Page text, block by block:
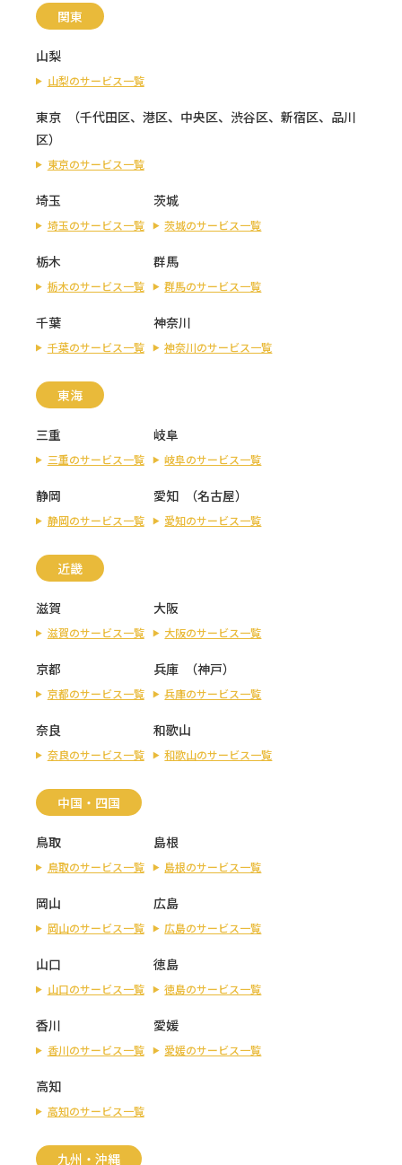
関東
山梨
山梨のサービス一覧
東京 （千代田区、 港区、 中央区、 渋谷区、 新宿区、 品川
区）
東京のサービス一覧
埼玉
埼玉のサービス一覧
茨城
茨城のサービス一覧
栃木
栃木のサービス一覧
群馬
群馬のサービス一覧
千葉
千葉のサービス一覧
神奈川
神奈川のサービス一覧
東海
三重
三重のサービス一覧
岐阜
岐阜のサービス一覧
静岡
静岡のサービス一覧
愛知 （名古屋）
愛知のサービス一覧
近畿
滋賀
滋賀のサービス一覧
大阪
大阪のサービス一覧
京都
京都のサービス一覧
兵庫 （神戸）
兵庫のサービス一覧
奈良
奈良のサービス一覧
和歌山
和歌山のサービス一覧
中国・四国
鳥取
鳥取のサービス一覧
島根
島根のサービス一覧
岡山
岡山のサービス一覧
広島
広島のサービス一覧
山口
山口のサービス一覧
徳島
徳島のサービス一覧
香川
香川のサービス一覧
愛媛
愛媛のサービス一覧
高知
高知のサービス一覧
九州・沖縄